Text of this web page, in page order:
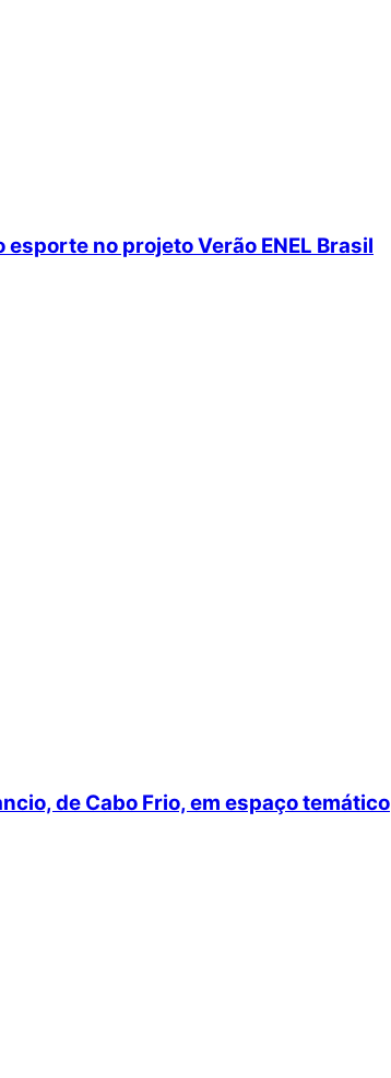
no projeto Verão ENEL Brasil
de Cabo Frio, em espaço temático